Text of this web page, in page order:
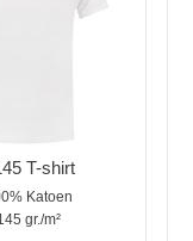
T-shirt
Katoen
gr./m²